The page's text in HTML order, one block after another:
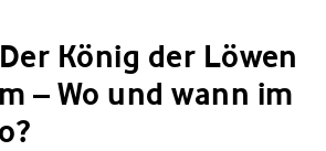
König der Löwen
– Wo und wann im